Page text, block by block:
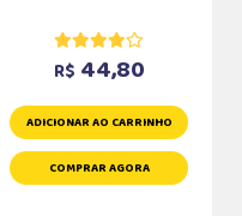
R$ 44,80
ADICIONAR AO CARRINHO
COMPRAR AGORA